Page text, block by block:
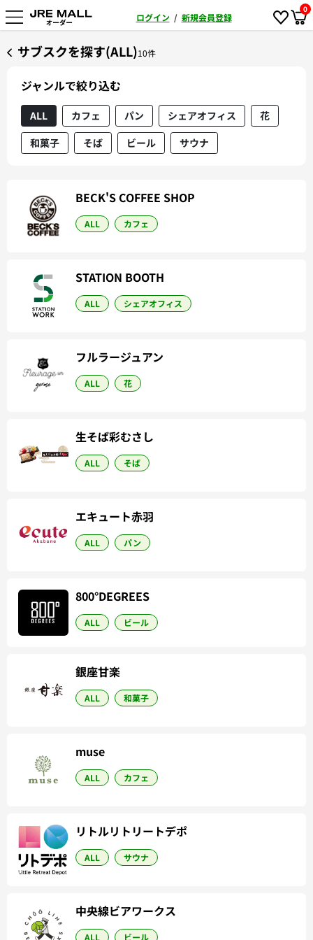
ログイン / 新規会員登録
0
サブスクを探す(ALL)10件
ジャンルで絞り込む
ALL カフェ パン シェアオフィス
花
和菓子
そば ビール サウナ
BECK'S COFFEE SHOP
ALL カフェ
STATION BOOTH
ALL シェアオフィス
フルラージュアン
ALL 花
生そば彩むさし
ALL そば
エキュート赤羽
ALL パン
800°DEGREES
ALL ビール
銀座甘楽
ALL 和菓子
muse
ALL カフェ
リトルリトリートデポ
ALL サウナ
中央線ビアワークス
ALL ビール